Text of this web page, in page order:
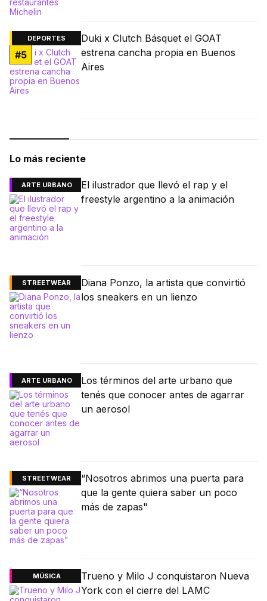
DEPORTES
#5
Duki x Clutch Básquet el GOAT
estrena cancha propia en Buenos
Aires
Lo más reciente
ARTE URBANO
El ilustrador que llevó el rap y el
freestyle argentino a la animación
STREETWEAR
Diana Ponzo, la artista que convirtió
los sneakers en un lienzo
ARTE URBANO
Los términos del arte urbano que
tenés que conocer antes de agarrar
un aerosol
STREETWEAR
“Nosotros abrimos una puerta para
que la gente quiera saber un poco
más de zapas"
MÚSICA
Trueno y Milo J conquistaron Nueva
York con el cierre del LAMC